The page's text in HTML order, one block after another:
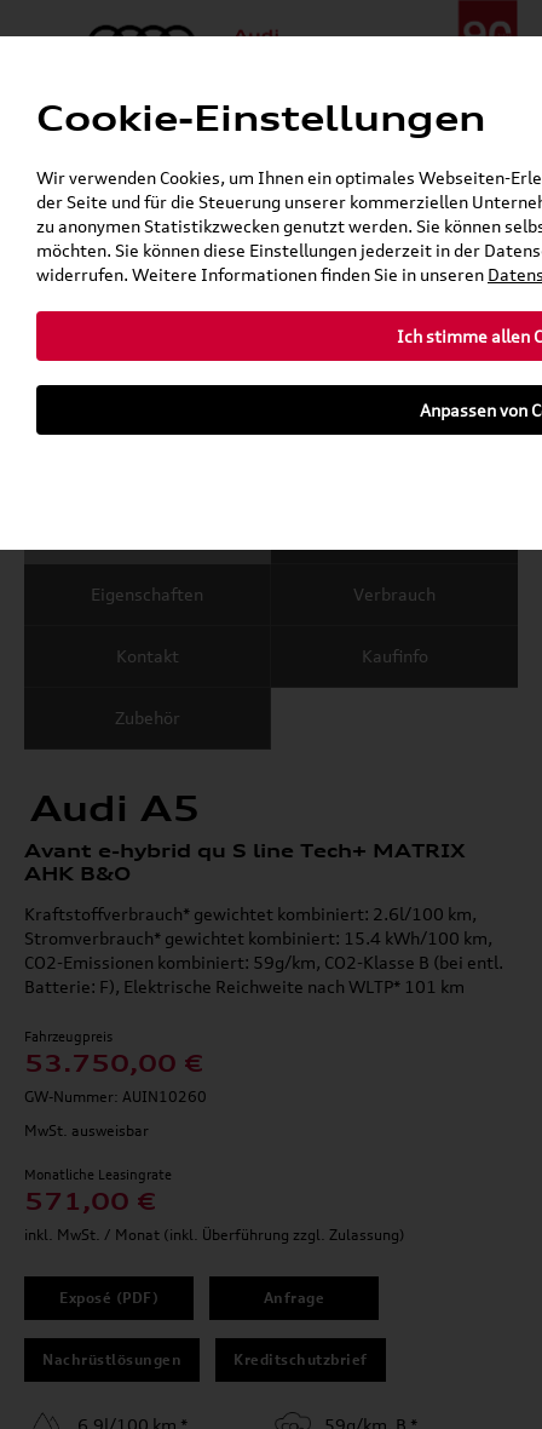
Menü
24h-Pannenhilfe:+49 (0)171 / 870 72 87
Gerade geöffnet
Verkauf:
Mo. - Fr. 08:00 - 19:00 Uhr Sa. 09:00 - 13:00 Uhr
Service:Mo. - Fr. 06:00 - 20:00 Uhr Sa. 08:00 - 13:00 Uhr
Fahrzeug
Parkhaus
Eigenschaften Verbrauch
Kontakt Kaufinfo
Zubehör
Audi A5
Avant e-hybrid qu S line Tech+ MATRIX
AHK B&O
Kraftstoffverbrauch* gewichtet kombiniert: 2.6l/100 km,
Stromverbrauch* gewichtet kombiniert: 15.4 kWh/100 km,
CO2-Emissionen kombiniert: 59g/km, CO2-Klasse B (bei entl.
Batterie: F), Elektrische Reichweite nach WLTP* 101 km
Fahrzeugpreis
53.750,00 €
GW-Nummer: AUIN10260
MwSt. ausweisbar
Monatliche Leasingrate
571,00 €
inkl. MwSt. / Monat (inkl. Überführung zzgl. Zulassung)
Exposé (PDF) Anfrage
Nachrüstlösungen Kreditschutzbrief
6.9l/100 km * 59g/km, B *
Cookie-Einstellungen
Wir verwenden Cookies, um Ihnen ein optimales Webseiten-
der Seite und für die Steuerung unserer kommerziellen
zu anonymen Statistikzwecken genutzt werden. Sie können
möchten. Sie können diese Einstellungen jederzeit in der
widerrufen. Weitere Informationen finden Sie in unseren
Ich stimme allen
Anpassen von